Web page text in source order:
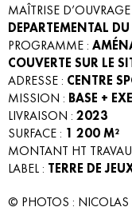
MAÎTRISE D’OUVRAGE
DEPARTEMENTAL
PROGRAMME :
COUVERTE SUR LE
ADRESSE : CENTRE
MISSION : BASE +
LIVRAISON : 2023
SURFACE : 1 200M²
MONTANT HT
LABEL : TERRE DE
© PHOTOS : NICOLAS